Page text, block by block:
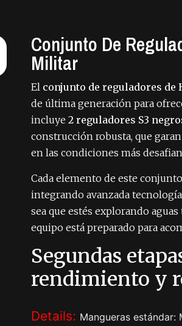
Conjunto De
Militar
El conjunto de reguladores de
de última generación para
incluye 2 reguladores S3
construcción robusta, que
en las condiciones más
Cada elemento de este
integrando avanzada
sea que estés explorando
equipo está preparado para
Segundas
rendimiento y
Details: Mangueras estándar: